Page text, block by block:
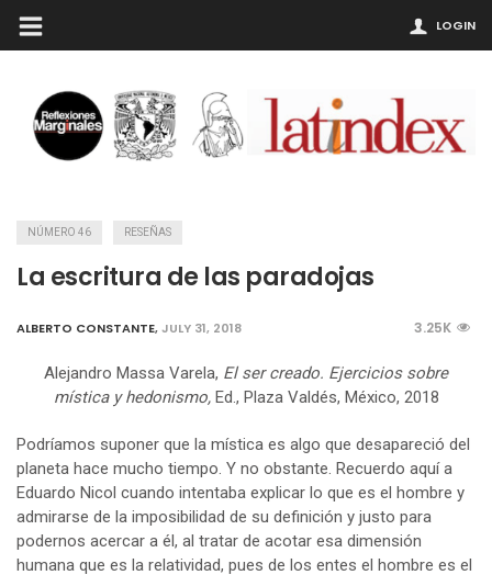
LOGIN
NÚMERO 46 RESEÑAS
La escritura de las paradojas
ALBERTO CONSTANTE,JULY 31, 2018 3.25K
Alejandro Massa Varela, El ser creado. Ejercicios sobre
mística y hedonismo, Ed., Plaza Valdés, México, 2018
Podríamos suponer que la mística es algo que desapareció del
planeta hace mucho tiempo. Y no obstante. Recuerdo aquí a
Eduardo Nicol cuando intentaba explicar lo que es el hombre y
admirarse de la imposibilidad de su definición y justo para
podernos acercar a él, al tratar de acotar esa dimensión
humana que es la relatividad, pues de los entes el hombre es el